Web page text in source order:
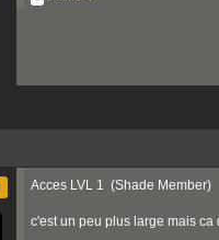
Acces LVL 1 (Shade Member)
c'est un peu plus large mais ca